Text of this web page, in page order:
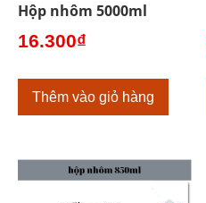
Hộp nhôm 5000ml
16.300₫
Thêm vào giỏ hàng